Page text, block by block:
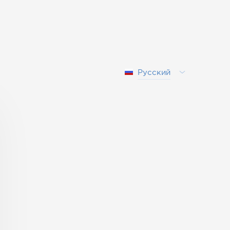
Русский